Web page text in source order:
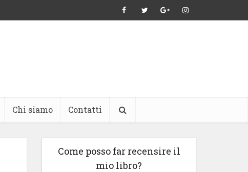
Chi siamo Contatti
Come posso far recensire il
mio libro?